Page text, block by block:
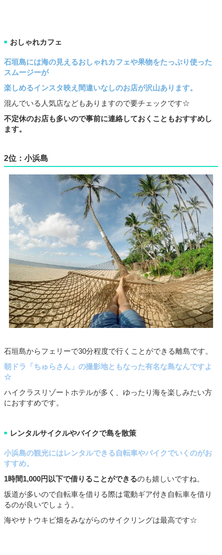
■ おしゃれカフェ
石垣島には海の見えるおしゃれカフェや果物をたっぷり使った
スムージーが
楽しめるインスタ映え間違いなしのお店が沢山あります。
混んでいる人気店などもありますので要チェックです☆
不定休のお店も多いので事前に連絡しておくこともおすすめし
ます。
2位：小浜島
石垣島からフェリーで30分程度で行くことができる離島です。
朝ドラ「ちゅらさん」の撮影地ともなった有名な島なんですよ
☆
ハイクラスリゾートホテルが多く、ゆったり海を楽しみたい方
におすすめです。
■ レンタルサイクルやバイクで島を散策
小浜島の観光にはレンタルできる自転車やバイクでいくのがお
すすめ。
1時間1,000円以下で借りることができるのも嬉しいですね。
坂道が多いので自転車を借りる際は電動ギア付き自転車を借り
るのが良いでしょう。
海やサトウキビ畑をみながらのサイクリングは最高です☆